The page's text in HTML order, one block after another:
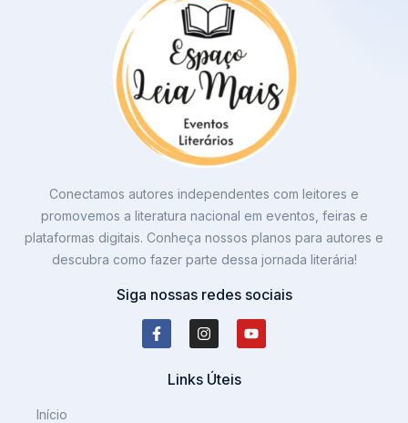
Conectamos autores independentes com leitores e
promovemos a literatura nacional em eventos, feiras e
plataformas digitais. Conheça nossos planos para autores e
descubra como fazer parte dessa jornada literária!
Siga nossas redes sociais
Links Úteis
Início